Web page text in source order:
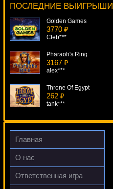
ПОСЛЕДНИЕ ВЫИГРЫШИ
drink***
Golden Games
3770 ₽
Cteb***
Pharaoh's Ring
3167 ₽
alex***
Throne Of Egypt
262 ₽
tank***
Lucky Drink
3492 ₽
Главная
О нас
Ответственная игра